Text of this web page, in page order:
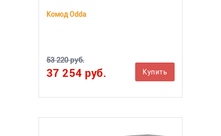
Комод Odda
53 220 руб.
37 254 руб. Купить